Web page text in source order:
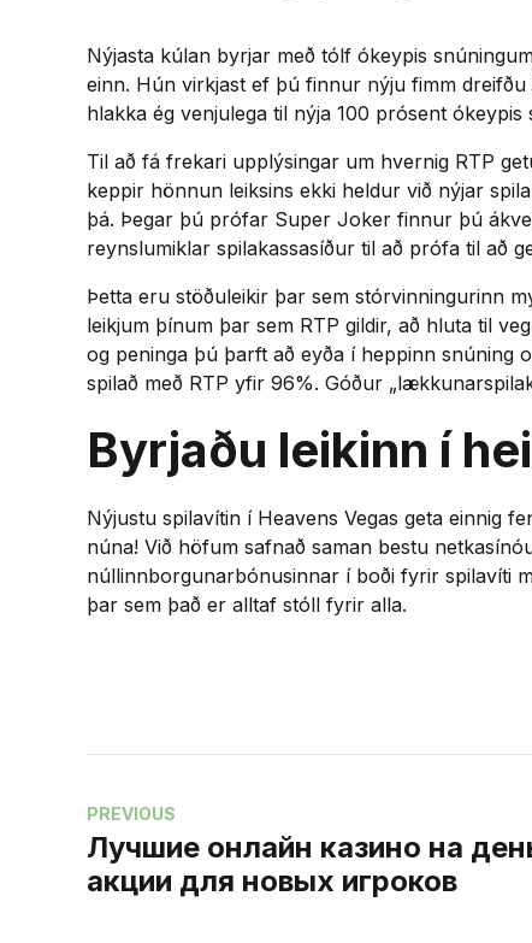
Nýjasta kúlan byrjar með tólf ókeypis
einn. Hún virkjast ef þú finnur nýju fimm
hlakka ég venjulega til nýja 100 prósent ókeypis
Til að fá frekari upplýsingar um hvernig RTP
keppir hönnun leiksins ekki heldur við nýjar
þá. Þegar þú prófar Super Joker finnur þú
reynslumiklar spilakassasíður til að prófa til að
Þetta eru stöðuleikir þar sem stórvinningurinn
leikjum þínum þar sem RTP gildir, að hluta til
og peninga þú þarft að eyða í heppinn snúning
spilað með RTP yfir 96%. Góður
Byrjaðu leikinn í
Nýjustu spilavítin í Heavens Vegas geta einnig
núna! Við höfum safnað saman bestu
núllinnborgunarbónusinnar í boði fyrir spilavíti
þar sem það er alltaf stóll fyrir alla.
PREVIOUS
Лучшие онлайн казино на
акции для новых игроков